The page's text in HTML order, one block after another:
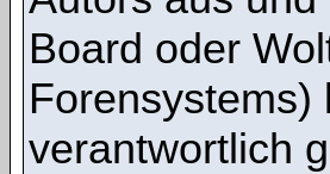
Board oder
verantwortlich